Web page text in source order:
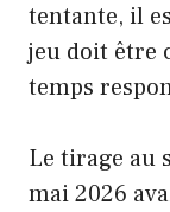
tentante, il
jeu doit être
temps
Le tirage au
mai 2026